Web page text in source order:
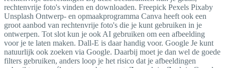
rechtenvrije foto's vinden en downloaden. Freepick Pexels Pixaby
Unsplash Ontwerp- en opmaakprogramma Canva heeft ook een
groot aanbod van rechtenvrije foto's die je kunt gebruiken in je
ontwerpen. Tot slot kun je ook AI gebruiken om een afbeelding
voor je te laten maken. Dall-E is daar handig voor. Google Je kunt
natuurlijk ook zoeken via Google. Daarbij moet je dan wel de goede
filters gebruiken, anders loop je het risico dat je afbeeldingen